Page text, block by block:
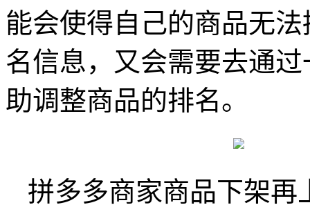
能会使得自己的商品无
名信息，又会需要去通
助调整商品的排名。
拼多多商家商品下架再